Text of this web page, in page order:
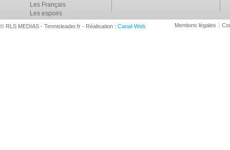
Les Français
Les espoirs
© RLS MEDIAS - Tennisleader.fr - Réalisation : Canal-Web Mentions légales